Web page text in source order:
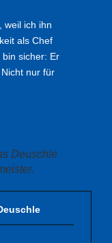
weil ich ihn
als Chef
sicher: Er
nur für
Deuschle